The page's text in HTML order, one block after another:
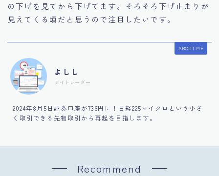
の下げを見てから下げてます。そろそろ下げ止まりが
見えてくる頃だと思うので注目したいです。
ABOUT ME
よしし
デイトレーダー
2024年8月5日証券口座が736円に！日経225マイクロという小さ
く取引できる先物取引から再起を目指します。
Recommend